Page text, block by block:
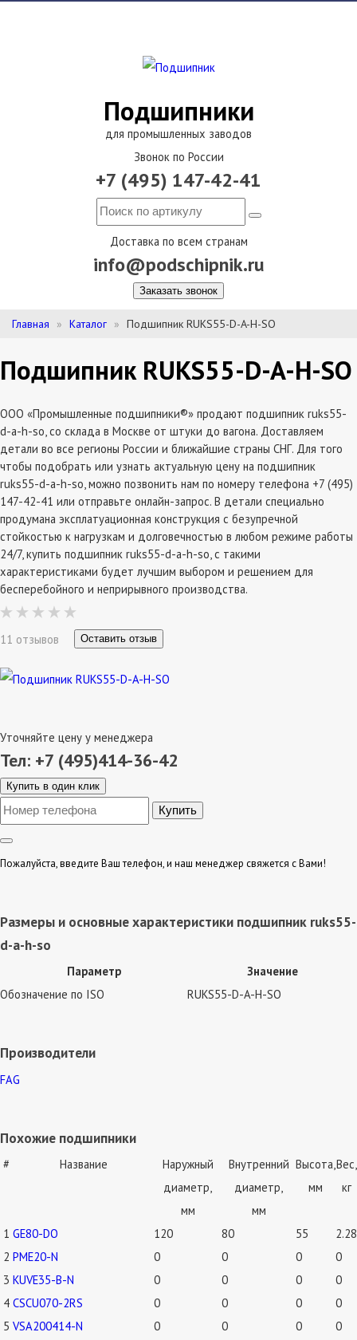
Подшипники
для промышленных заводов
Звонок по России
+7 (495) 147-42-41
Доставка по всем странам
info@podschipnik.ru
Заказать звонок
Главная Каталог Подшипник RUKS55-D-A-H-SO
Подшипник RUKS55-D-A-H-SO
ООО «Промышленные подшипники®» продают подшипник ruks55-
d-a-h-so, со склада в Москве от штуки до вагона. Доставляем
детали во все регионы России и ближайшие страны СНГ. Для того
чтобы подобрать или узнать актуальную цену на подшипник
ruks55-d-a-h-so, можно позвонить нам по номеру телефона +7 (495)
147-42-41 или отправьте онлайн-запрос. В детали специально
продумана эксплатуационная конструкция с безупречной
стойкостью к нагрузкам и долговечностью в любом режиме работы
24/7, купить подшипник ruks55-d-a-h-so, с такими
характеристиками будет лучшим выбором и решением для
бесперебойного и неприрывного производства.
11 отзывов Оставить отзыв
Уточняйте цену у менеджера
Тел: +7 (495)414-36-42
Купить в один клик
Пожалуйста, введите Ваш телефон, и наш менеджер свяжется с Вами!
Размеры и основные характеристики подшипник ruks55-
d-a-h-so
Параметр
Значение
Обозначение по ISO
RUKS55-D-A-H-SO
Производители
FAG
Похожие подшипники
# Название
Наружный
диаметр,
мм
Внутренний
диаметр,
мм
Высота,
мм
Вес,
кг
1 GE80-DO 120 80 55
2.28
2 PME20-N 0 0 0
0
3 KUVE35-B-N 0 0 0
0
4 CSCU070-2RS 0 0 0
0
5 VSA200414-N 0 0 0
0